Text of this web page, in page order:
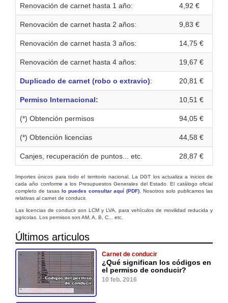
Renovación de carnet hasta 1 año: 4,92 €
Renovación de carnet hasta 2 años: 9,83 €
Renovación de carnet hasta 3 años: 14,75 €
Renovación de carnet hasta 4 años: 19,67 €
Duplicado de carnet (robo o extravio): 20,81 €
Permiso Internacional: 10,51 €
(*) Obtención permisos 94,05 €
(*) Obtención licencias 44,58 €
Canjes, recuperación de puntos... etc. 28,87 €
Importes únicos para todo el territorio nacional. La DGT los actualiza a inicios de
cada año conforme a los Presupuestos Generales del Estado. El catálogo oficial
completo de tasas lo puedes consultar aquí (PDF). Nosotros solo publicamos las
relativas al carnet de conducir.
Las licencias de conducir son LCM y LVA, para vehículos de movilidad reducida y
agricolas. Los permisos son AM, A, B, C... etc.
Últimos articulos
Carnet de conducir
¿Qué significan los códigos en
el permiso de conducir?
10 feb. 2016